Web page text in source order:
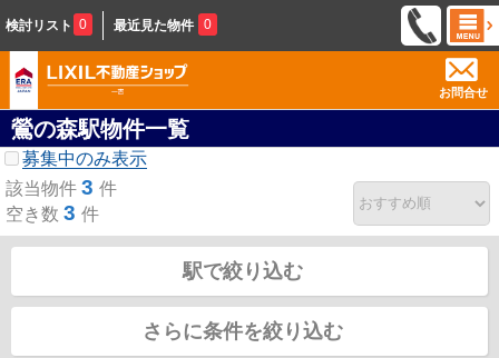
検討リスト 0 最近見た物件 0
お問合せ
鶯の森駅物件一覧
募集中のみ表示
該当物件 3 件
空き数 3 件
駅で絞り込む
さらに条件を絞り込む